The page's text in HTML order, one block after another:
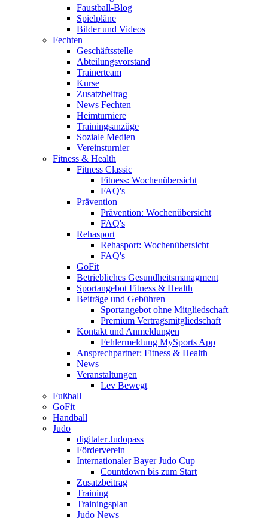
Faustball-Blog
Spielpläne
Bilder und Videos
Fechten
Geschäftsstelle
Abteilungsvorstand
Trainerteam
Kurse
Zusatzbeitrag
News Fechten
Heimturniere
Trainingsanzüge
Soziale Medien
Vereinsturnier
Fitness & Health
Fitness Classic
Fitness: Wochenübersicht
FAQ's
Prävention
Prävention: Wochenübersicht
FAQ's
Rehasport
Rehasport: Wochenübersicht
FAQ's
GoFit
Betriebliches Gesundheitsmanagment
Sportangebot Fitness & Health
Beiträge und Gebühren
Sportangebot ohne Mitgliedschaft
Premium Vertragsmitgliedschaft
Kontakt und Anmeldungen
Fehlermeldung MySports App
Ansprechpartner: Fitness & Health
News
Veranstaltungen
Lev Bewegt
Fußball
GoFit
Handball
Judo
digitaler Judopass
Förderverein
Internationaler Bayer Judo Cup
Countdown bis zum Start
Zusatzbeitrag
Training
Trainingsplan
Judo News